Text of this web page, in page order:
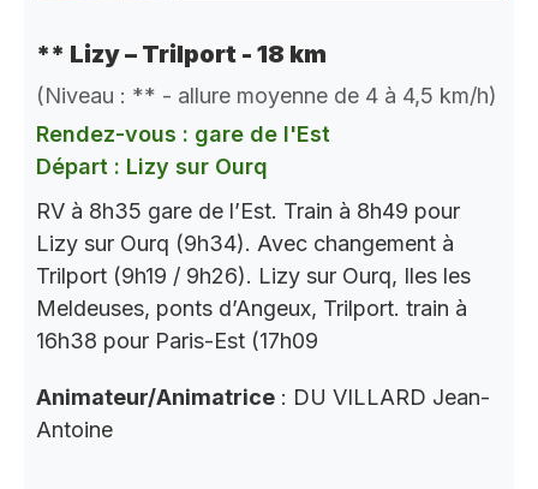
** Lizy – Trilport - 18 km
(Niveau : ** - allure moyenne de 4 à 4,5 km/h)
Rendez-vous : gare de l'Est
Départ : Lizy sur Ourq
RV à 8h35 gare de l’Est. Train à 8h49 pour
Lizy sur Ourq (9h34). Avec changement à
Trilport (9h19 / 9h26). Lizy sur Ourq, Iles les
Meldeuses, ponts d’Angeux, Trilport. train à
16h38 pour Paris-Est (17h09
Animateur/Animatrice : DU VILLARD Jean-
Antoine